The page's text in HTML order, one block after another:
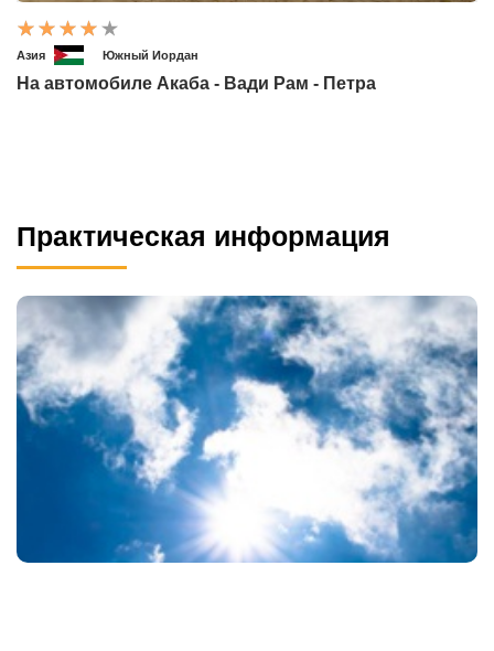
Азия Южный Иордан
На автомобиле Акаба - Вади Рам - Петра
Практическая информация